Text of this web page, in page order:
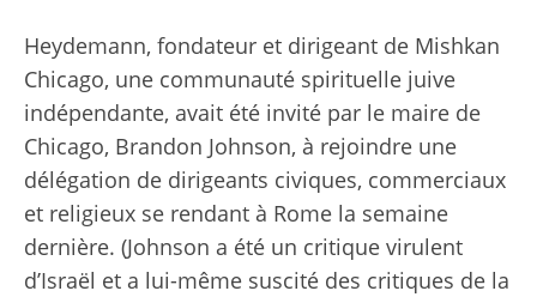
Heydemann, fondateur et dirigeant de Mishkan
Chicago, une communauté spirituelle juive
indépendante, avait été invité par le maire de
Chicago, Brandon Johnson, à rejoindre une
délégation de dirigeants civiques, commerciaux
et religieux se rendant à Rome la semaine
dernière. (Johnson a été un critique virulent
d’Israël et a lui-même suscité des critiques de la